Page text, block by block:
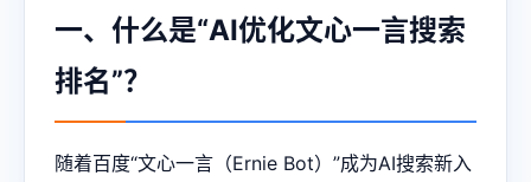
一、什么是“AI优化文心一言搜索
排名”？
随着百度“文心一言（Ernie Bot）”成为AI搜索新入